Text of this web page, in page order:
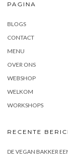
PAGINA
BLOGS
CONTACT
MENU
OVER ONS
WEBSHOP
WELKOM
WORKSHOPS
RECENTE
DE VEGAN BAKKER